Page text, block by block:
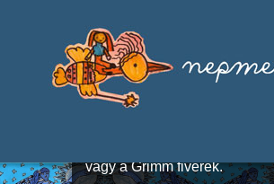
útján terjedő elbeszélésekből,
melyeket olyan ismert gyűjtők
állítottak össze, mint Benedek
vagy a Grimm fivérek.